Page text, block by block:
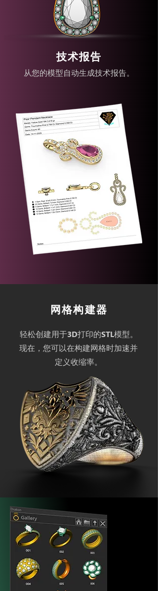
技术报告
从您的模型自动生成技术报告。
网格构建器
轻松创建用于3D打印的STL模型。
现在，您可以在构建网格时加速并
定义收缩率。